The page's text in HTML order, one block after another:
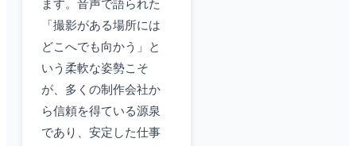
ます。音声で語られた
「撮影がある場所には
どこへでも向かう」と
いう柔軟な姿勢こそ
が、多くの制作会社か
ら信頼を得ている源泉
であり、安定した仕事